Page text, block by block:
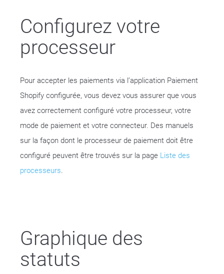
Configurez votre
processeur
Pour accepter les paiements via l’application Paiement
Shopify configurée, vous devez vous assurer que vous
avez correctement configuré votre processeur, votre
mode de paiement et votre connecteur. Des manuels
sur la façon dont le processeur de paiement doit être
configuré peuvent être trouvés sur la page Liste des
processeurs.
Graphique des
statuts